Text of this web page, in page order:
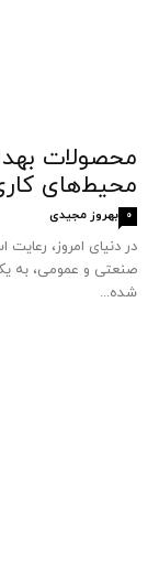
محیط‌های
بهروز مجیدی 0
در دنیای امروز،
صنعتی و عمومی، به
شده...